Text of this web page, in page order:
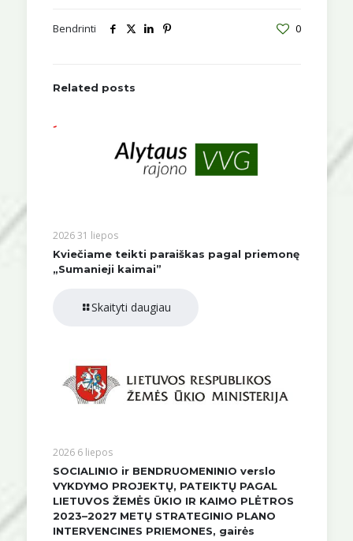
Bendrinti 0
Related posts
2026 31 liepos
Kviečiame teikti paraiškas pagal priemonę
„Sumanieji kaimai”
Skaityti daugiau
2026 6 liepos
SOCIALINIO ir BENDRUOMENINIO verslo
VYKDYMO PROJEKTŲ, PATEIKTŲ PAGAL
LIETUVOS ŽEMĖS ŪKIO IR KAIMO PLĖTROS
2023–2027 METŲ STRATEGINIO PLANO
INTERVENCINES PRIEMONES, gairės